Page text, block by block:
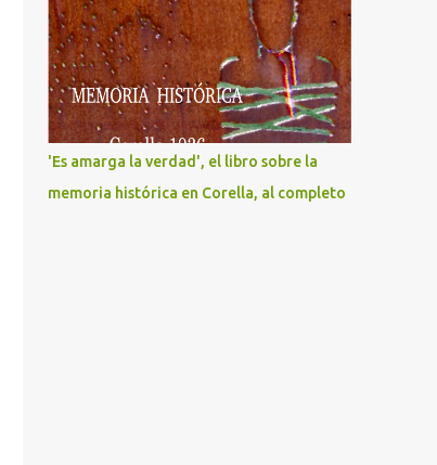
'Es amarga la verdad', el libro sobre la
memoria histórica en Corella, al completo